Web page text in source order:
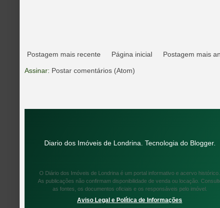
Postagem mais recente Postagem mais
Página inicial
Assinar: Postar comentários (Atom)
Diario dos Imóveis de Londrina. Tecnologia do Blogger.
O Diário dos Imóveis de Londrina é um portal informativo e acervo histórico.
As publicações não confirmam disponibilidade de venda ou locação.
as fontes, os documentos oficiais e os responsáveis pelo imóvel.
Aviso Legal e Política de Informações